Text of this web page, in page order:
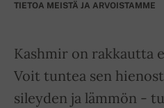
TIETOA MEISTÄ JA ARVOISTAMME
Kashmir on rakkautta
Voit tuntea sen
sileyden ja lämmön -